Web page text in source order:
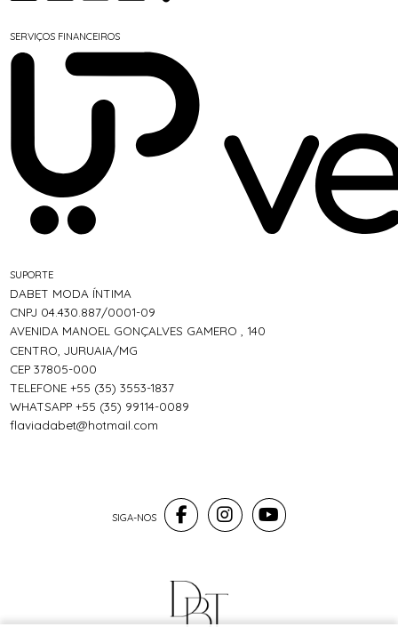
SERVIÇOS FINANCEIROS
SUPORTE
DABET MODA ÍNTIMA
CNPJ 04.430.887/0001-09
AVENIDA MANOEL GONÇALVES GAMERO , 140
CENTRO, JURUAIA/MG
CEP 37805-000
TELEFONE +55 (35) 3553-1837
WHATSAPP +55 (35) 99114-0089
flaviadabet@hotmail.com